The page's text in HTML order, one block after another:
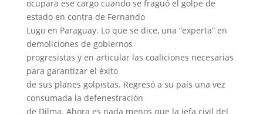
ocupara ese cargo cuando se fraguó el golpe de
estado en contra de Fernando
Lugo en Paraguay. Lo que se dice, una “experta” en
demoliciones de gobiernos
progresistas y en articular las coaliciones necesarias
para garantizar el éxito
de sus planes golpistas. Regresó a su país una vez
consumada la defenestración
de Dilma. Ahora es nada menos que la jefa civil del